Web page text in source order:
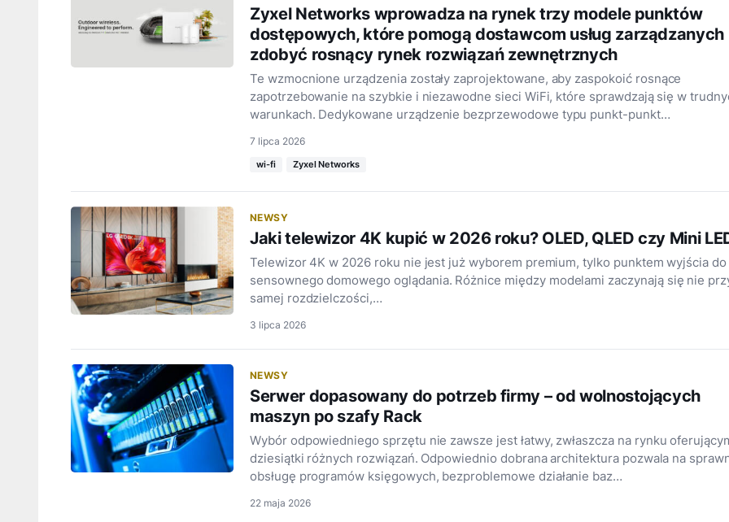
Zyxel Networks wprowadza na rynek trzy modele punktów
dostępowych, które pomogą dostawcom usług zarządzanych
zdobyć rosnący rynek rozwiązań zewnętrznych
Te wzmocnione urządzenia zostały zaprojektowane, aby zaspokoić rosnące
zapotrzebowanie na szybkie i niezawodne sieci WiFi, które sprawdzają się w
warunkach. Dedykowane urządzenie bezprzewodowe typu punkt-punkt…
7 lipca 2026
wi-fi Zyxel Networks
NEWSY
Jaki telewizor 4K kupić w 2026 roku? OLED, QLED czy Mini
Telewizor 4K w 2026 roku nie jest już wyborem premium, tylko punktem wyjścia do
sensownego domowego oglądania. Różnice między modelami zaczynają się nie
samej rozdzielczości,…
3 lipca 2026
NEWSY
Serwer dopasowany do potrzeb firmy – od wolnostojących
maszyn po szafy Rack
Wybór odpowiedniego sprzętu nie zawsze jest łatwy, zwłaszcza na rynku
dziesiątki różnych rozwiązań. Odpowiednio dobrana architektura pozwala na
obsługę programów księgowych, bezproblemowe działanie baz…
22 maja 2026